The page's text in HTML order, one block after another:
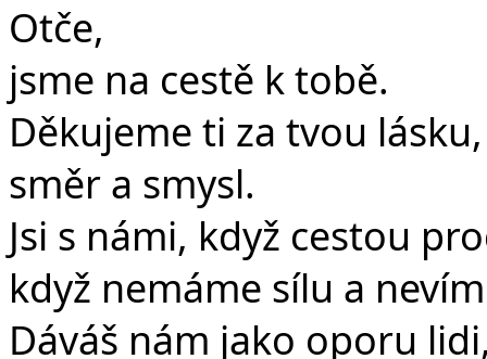
Otče,
jsme na cestě k tobě.
Děkujeme ti za tvou
směr a smysl.
Jsi s námi, když cestou
když nemáme sílu a
Dáváš nám jako oporu